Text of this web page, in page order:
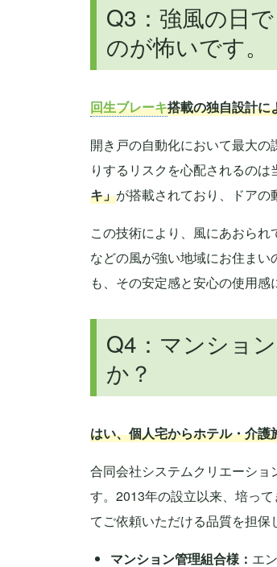
Q3：強風の日
のが怖いです。
回生ブレーキ搭載の独自設計に
開き戸の自動化において最大
りするリスクを心配されるの
キ」が搭載されており、ドアの
この技術により、風にあおら
などの風が強い地域にお住ま
も、その安定感と安心の使用感
Q4：マンショ
か？
はい、個人宅からホテル・介
合同会社システムクリエーショ
す。2013年の設立以来、培っ
てご依頼いただける品質を担保
マンション管理組合様： エ